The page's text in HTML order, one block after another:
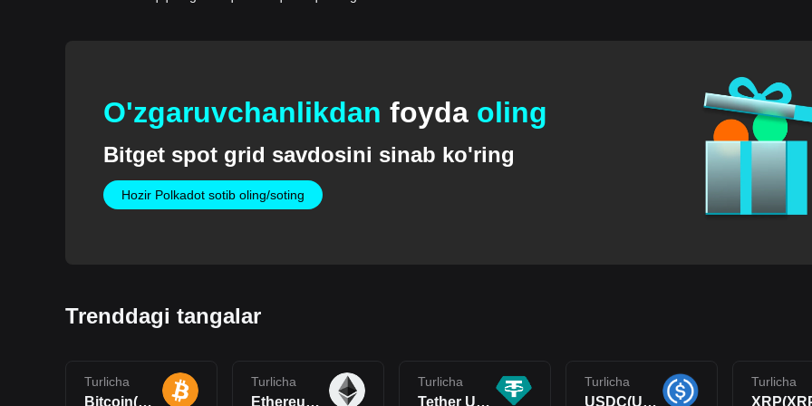
O'zgaruvchanlikdan foyda oling
Bitget spot grid savdosini sinab ko'ring
Hozir Polkadot sotib oling/soting
Trenddagi tangalar
Turlicha
Bitcoin(BTC)
Turlicha
Ethereum(ETH)
Turlicha
Tether USDt(USDT)
Turlicha
USDC(USDC)
Turlicha